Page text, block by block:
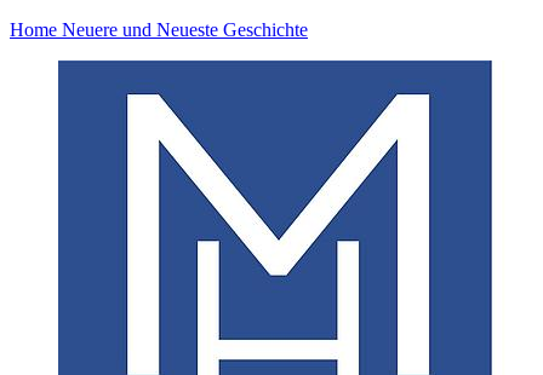
Home Neuere und Neueste Geschichte